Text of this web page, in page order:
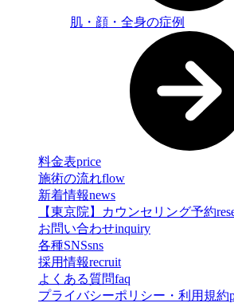
肌・顔・全身の症例
料金表price
施術の流れflow
新着情報news
【東京院】カウンセリング予約
お問い合わせinquiry
各種SNSsns
採用情報recruit
よくある質問faq
プライバシーポリシー・利用規約